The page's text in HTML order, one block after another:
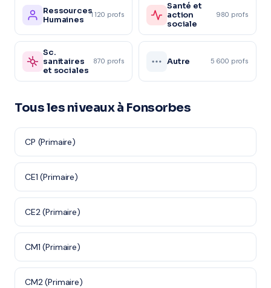
Ressources
Humaines
1 120 profs
Santé et
action
sociale
980 profs
Sc.
sanitaires
et sociales
870 profs Autre 5 600 profs
Tous les niveaux à Fonsorbes
CP (Primaire)
CE1 (Primaire)
CE2 (Primaire)
CM1 (Primaire)
CM2 (Primaire)